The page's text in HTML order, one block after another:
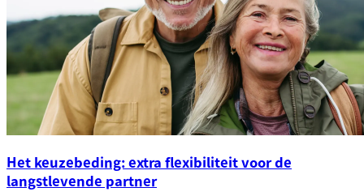
Het keuzebeding: extra flexibiliteit voor de
langstlevende partner